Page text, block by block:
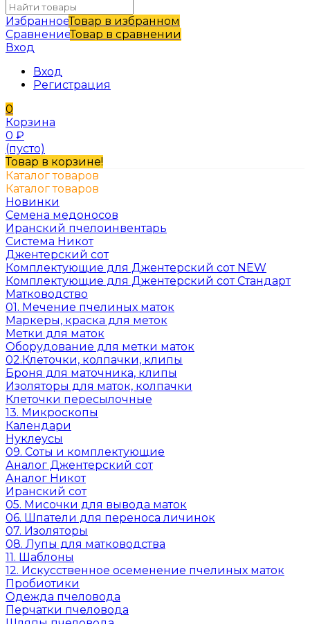
ИзбранноеТовар в избранном
СравнениеТовар в сравнении
Вход
Вход
Регистрация
0
Корзина
0 ₽
(пусто)
Товар в корзине!
Каталог товаров
Каталог товаров
Новинки
Семена медоносов
Иранский пчелоинвентарь
Система Никот
Джентерский сот
Комплектующие для Джентерский сот NEW
Комплектующие для Джентерский сот Стандарт
Матководство
01. Мечение пчелиных маток
Маркеры, краска для меток
Метки для маток
Оборудование для метки маток
02.Клеточки, колпачки, клипы
Броня для маточника, клипы
Изоляторы для маток, колпачки
Клеточки пересылочные
13. Микроскопы
Календари
Нуклеусы
09. Соты и комплектующие
Аналог Джентерский сот
Аналог Никот
Иранский сот
05. Мисочки для вывода маток
06. Шпатели для переноса личинок
07. Изоляторы
08. Лупы для матководства
11. Шаблоны
12. Искусственное осеменение пчелиных маток
Пробиотики
Одежда пчеловода
Перчатки пчеловода